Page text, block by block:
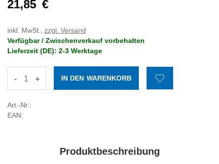
21,85 €
inkl. MwSt., zzgl. Versand
Verfügbar / Zwischenverkauf vorbehalten
Lieferzeit (DE): 2-3 Werktage
- +
Art.-Nr.:
EAN:
Produktbeschreibung